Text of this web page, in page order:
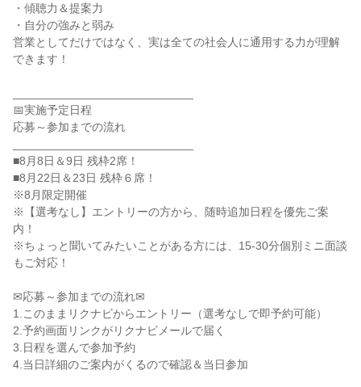
・傾聴力＆提案力
・自分の強みと弱み
営業としてだけではなく、実は全ての社会人に通用する力が理解
できます！
📅実施予定日程
応募～参加までの流れ
■8月8日＆9日 残枠2席！
■8月22日＆23日 残枠６席！
※8月限定開催
※【選考なし】エントリーの方から、随時追加日程を優先ご案
内！
※ちょっと聞いてみたいことがある方には、15-30分個別ミニ面談
もご対応！
✉応募～参加までの流れ✉
1.このままリクナビからエントリー（選考なしで即予約可能）
2.予約画面リンクがリクナビメールで届く
3.日程を選んで参加予約
4.当日詳細のご案内がくるので確認＆当日参加